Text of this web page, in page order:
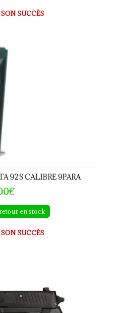
SUCCÈS
9Para
92S CALIBRE 9PARA
en stock
SUCCÈS